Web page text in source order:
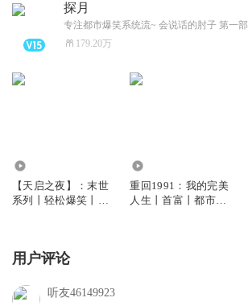
探月
179.20万
【天启之夜】：末世
系列丨轻松爆笑丨末
重回1991：我的完美
人生丨首富丨都市热
用户评论
听友46149923